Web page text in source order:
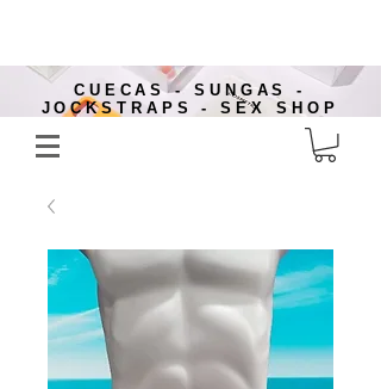
CUECAS - SUNGAS -
JOCKSTRAPS - SEX SHOP